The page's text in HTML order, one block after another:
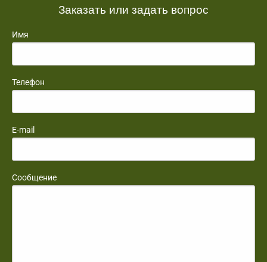
Заказать или задать вопрос
Имя
Телефон
E-mail
Сообщение